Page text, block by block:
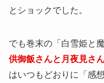
とショックでした。
でも巻末の「白雪姫と
供御飯さんと月夜見さ
はいつもどおりに「感